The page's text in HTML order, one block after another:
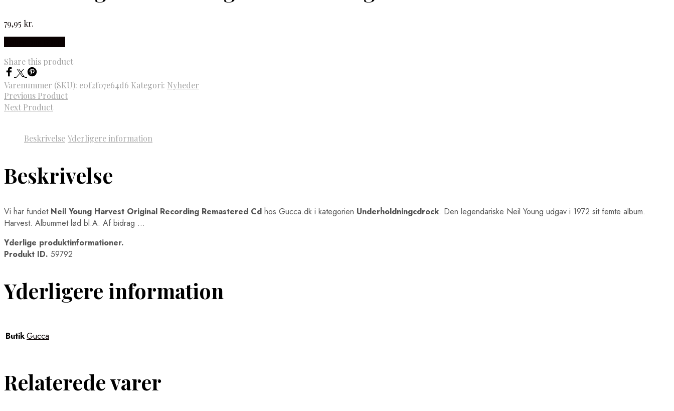
79,95 kr.
Share this product
Varenummer (SKU): e0f2f07e64d6 Kategori: Nyheder
Previous Product
Next Product
Beskrivelse Yderligere information
Beskrivelse
Vi har fundet Neil Young Harvest Original Recording Remastered Cd hos Gucca.dk i kategorien Underholdningcdrock. Den legendariske Neil Young udgav i 1972 sit femte album.
Harvest. Albummet lød bl.A. Af bidrag …
Yderlige produktinformationer.
Produkt ID. 59792
Yderligere information
ButikGucca
Relaterede varer